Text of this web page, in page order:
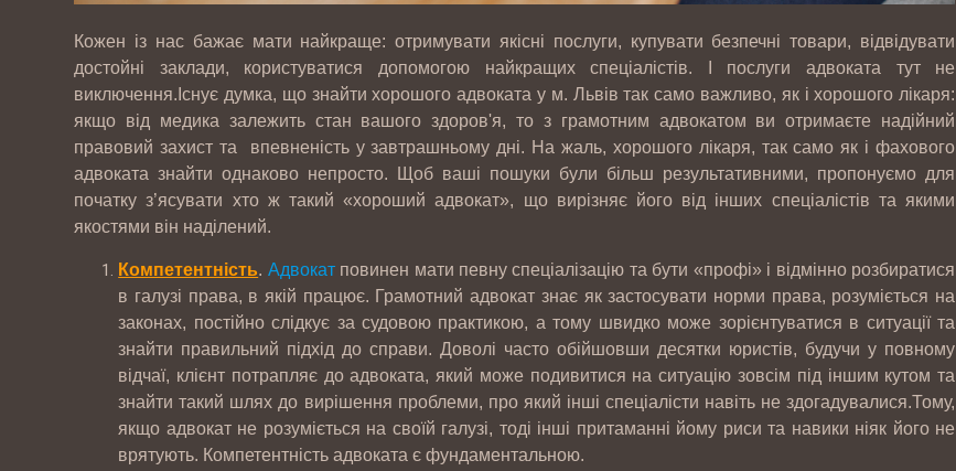
Кожен із нас бажає мати найкраще: отримувати якісні послуги, купувати безпечні товари, відвідувати
достойні заклади, користуватися допомогою найкращих спеціалістів. І послуги адвоката тут не
виключення.Існує думка, що знайти хорошого адвоката у м. Львів так само важливо, як і хорошого лікаря:
якщо від медика залежить стан вашого здоров'я, то з грамотним адвокатом ви отримаєте надійний
правовий захист та впевненість у завтрашньому дні. На жаль, хорошого лікаря, так само як і фахового
адвоката знайти однаково непросто. Щоб ваші пошуки були більш результативними, пропонуємо для
початку з’ясувати хто ж такий «хороший адвокат», що вирізняє його від інших спеціалістів та якими
якостями він наділений.
Компетентність. Адвокатповинен мати певну спеціалізацію та бути «профі» і відмінно розбиратися
в галузі права, в якій працює. Грамотний адвокат знає як застосувати норми права, розуміється на
законах, постійно слідкує за судовою практикою, а тому швидко може зорієнтуватися в ситуації та
знайти правильний підхід до справи. Доволі часто обійшовши десятки юристів, будучи у повному
відчаї, клієнт потрапляє до адвоката, який може подивитися на ситуацію зовсім під іншим кутом та
знайти такий шлях до вирішення проблеми, про який інші спеціалісти навіть не здогадувалися.Тому,
якщо адвокат не розуміється на своїй галузі, тоді інші притаманні йому риси та навики ніяк його не
врятують. Компетентність адвоката є фундаментальною.